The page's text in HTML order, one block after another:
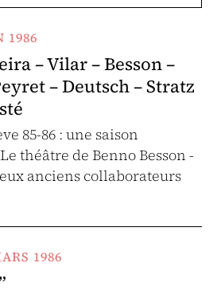
1986
– Vilar – Besson –
– Deutsch – Stratz
85-86 : une saison
théâtre de Benno Besson -
anciens collaborateurs
1986